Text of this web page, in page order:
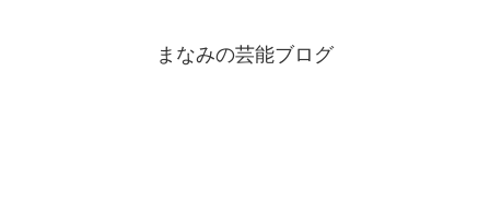
まなみの芸能ブログ